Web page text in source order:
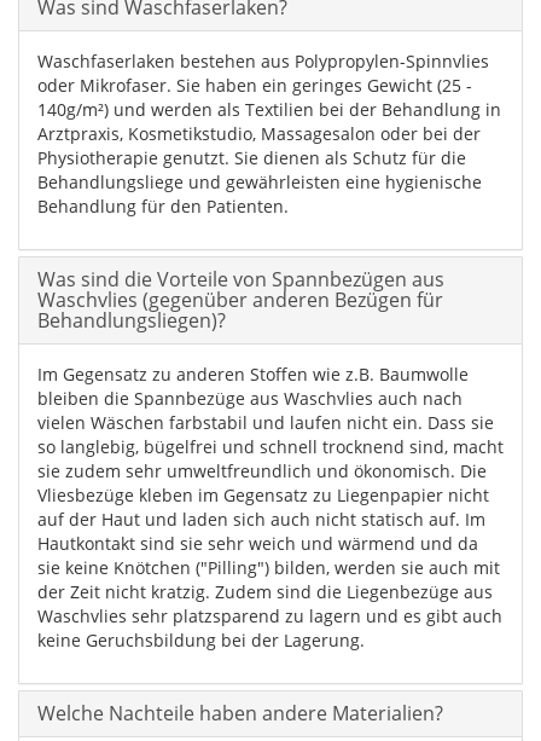
Was sind Waschfaserlaken?
Waschfaserlaken bestehen aus Polypropylen-Spinnvlies
oder Mikrofaser. Sie haben ein geringes Gewicht (25 -
140g/m²) und werden als Textilien bei der Behandlung in
Arztpraxis, Kosmetikstudio, Massagesalon oder bei der
Physiotherapie genutzt. Sie dienen als Schutz für die
Behandlungsliege und gewährleisten eine hygienische
Behandlung für den Patienten.
Was sind die Vorteile von Spannbezügen aus
Waschvlies (gegenüber anderen Bezügen für
Behandlungsliegen)?
Im Gegensatz zu anderen Stoffen wie z.B. Baumwolle
bleiben die Spannbezüge aus Waschvlies auch nach
vielen Wäschen farbstabil und laufen nicht ein. Dass sie
so langlebig, bügelfrei und schnell trocknend sind, macht
sie zudem sehr umweltfreundlich und ökonomisch. Die
Vliesbezüge kleben im Gegensatz zu Liegenpapier nicht
auf der Haut und laden sich auch nicht statisch auf. Im
Hautkontakt sind sie sehr weich und wärmend und da
sie keine Knötchen ("Pilling") bilden, werden sie auch mit
der Zeit nicht kratzig. Zudem sind die Liegenbezüge aus
Waschvlies sehr platzsparend zu lagern und es gibt auch
keine Geruchsbildung bei der Lagerung.
Welche Nachteile haben andere Materialien?